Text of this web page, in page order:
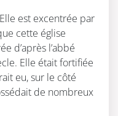
est excentrée par
cette église
d’après l’abbé
Elle était fortifiée
eu, sur le côté
de nombreux